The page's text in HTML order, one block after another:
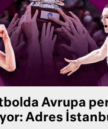
Avrupa
Adres